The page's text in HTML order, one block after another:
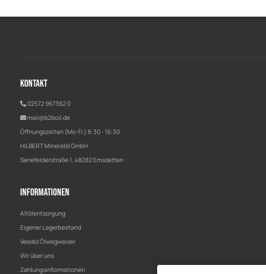
Kontakt
02572 967362 0
mail@b2boil.de
Öffnungszeiten (Mo-Fr.) 8:30 - 16:30
HILBERT Mineralöl GmbH
Senefelderstraße 1, 48282 Emsdetten
Informationen
Altölentsorgung
Eigener Lagerbestand
Veedol Ölwegweiser
Wir über uns
Zahlungsinformationen